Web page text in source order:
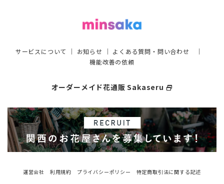
サービスについて ｜ お知らせ ｜ よくある質問・問い合わせ ｜
機能改善の依頼
オーダーメイド花通販 Sakaseru select_window
運営会社 利用規約 プライバシーポリシー
特定商取引法に関する記述